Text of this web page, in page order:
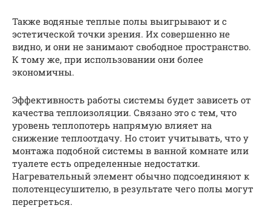
Также водяные теплые полы выигрывают и с
эстетической точки зрения. Их совершенно не
видно, и они не занимают свободное пространство.
К тому же, при использовании они более
экономичны.
Эффективность работы системы будет зависеть от
качества теплоизоляции. Связано это с тем, что
уровень теплопотерь напрямую влияет на
снижение теплоотдачу. Но стоит учитывать, что у
монтажа подобной системы в ванной комнате или
туалете есть определенные недостатки.
Нагревательный элемент обычно подсоединяют к
полотенцесушителю, в результате чего полы могут
перегреться.